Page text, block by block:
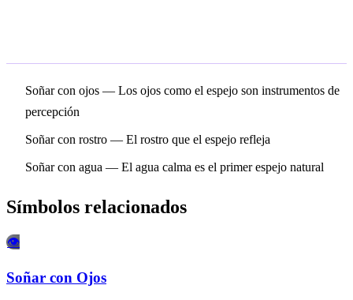
Soñar con ojos — Los ojos como el espejo son instrumentos de
percepción
Soñar con rostro — El rostro que el espejo refleja
Soñar con agua — El agua calma es el primer espejo natural
Símbolos relacionados
👁️
Soñar con Ojos